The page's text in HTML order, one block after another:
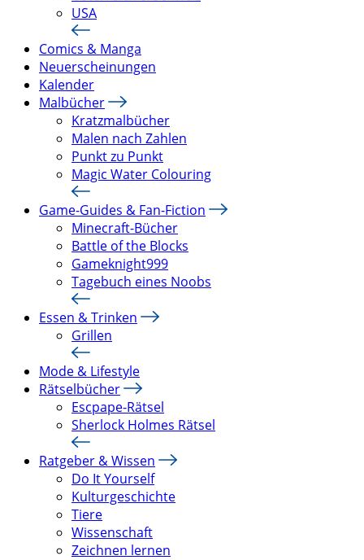
USA
Comics & Manga
Neuerscheinungen
Kalender
Malbücher
Kratzmalbücher
Malen nach Zahlen
Punkt zu Punkt
Magic Water Colouring
Game-Guides & Fan-Fiction
Minecraft-Bücher
Battle of the Blocks
Gameknight999
Tagebuch eines Noobs
Essen & Trinken
Grillen
Mode & Lifestyle
Rätselbücher
Escpape-Rätsel
Sherlock Holmes Rätsel
Ratgeber & Wissen
Do It Yourself
Kulturgeschichte
Tiere
Wissenschaft
Zeichnen lernen